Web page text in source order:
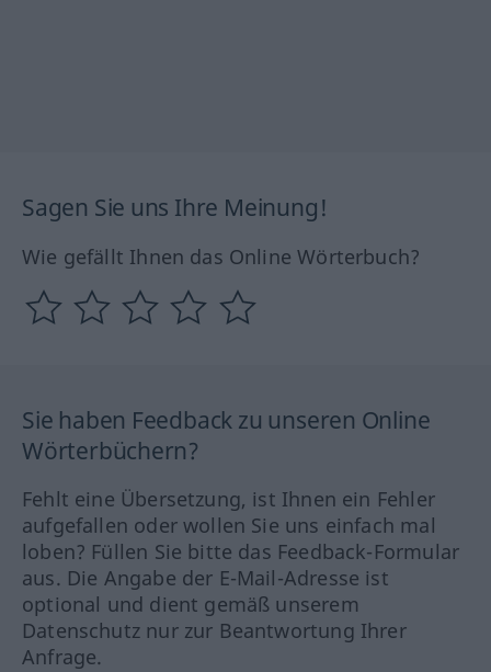
Sagen Sie uns Ihre Meinung!
Wie gefällt Ihnen das Online Wörterbuch?
Sie haben Feedback zu unseren Online
Wörterbüchern?
Fehlt eine Übersetzung, ist Ihnen ein Fehler
aufgefallen oder wollen Sie uns einfach mal
loben? Füllen Sie bitte das Feedback-Formular
aus. Die Angabe der E-Mail-Adresse ist
optional und dient gemäß unserem
Datenschutz nur zur Beantwortung Ihrer
Anfrage.